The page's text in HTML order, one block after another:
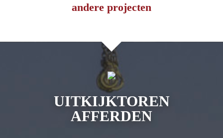
andere projecten
UITKIJKTOREN
AFFERDEN